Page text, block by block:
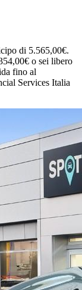
di 5.565,00€.
o sei libero
fino al
Services Italia